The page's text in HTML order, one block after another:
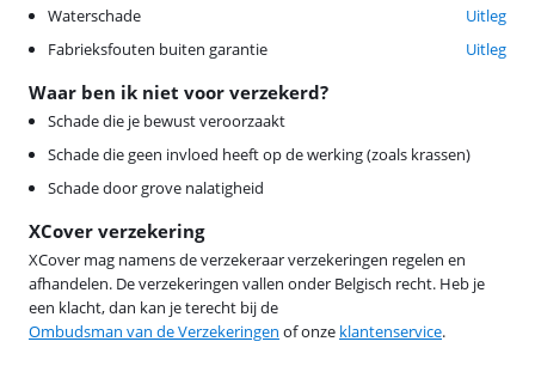
Waterschade
Uitleg
Fabrieksfouten buiten garantie
Uitleg
Waar ben ik niet voor verzekerd?
Schade die je bewust veroorzaakt
Schade die geen invloed heeft op de werking (zoals krassen)
Schade door grove nalatigheid
XCover verzekering
XCover mag namens de verzekeraar verzekeringen regelen en
afhandelen. De verzekeringen vallen onder Belgisch recht. Heb je
een klacht, dan kan je terecht bij de
Ombudsman van de Verzekeringen of onze klantenservice.